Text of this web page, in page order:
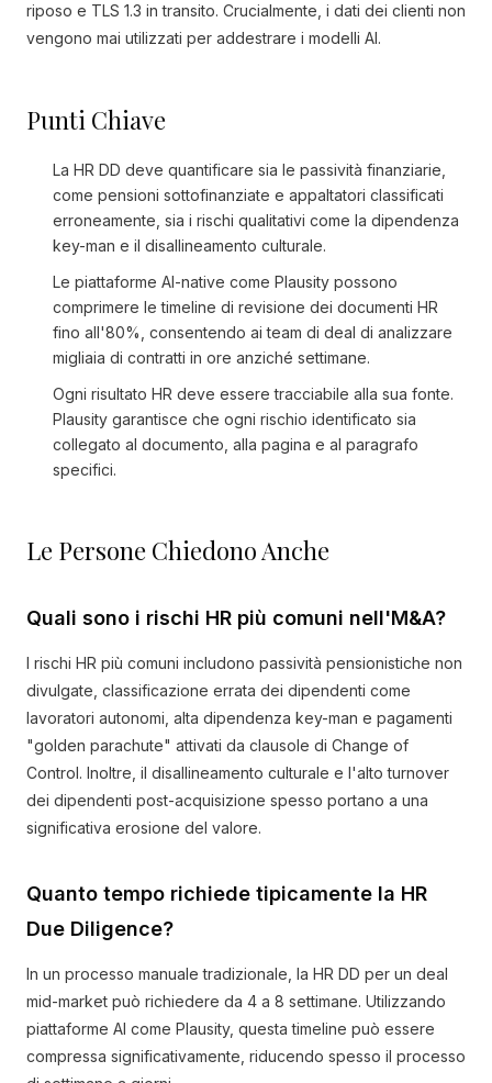
riposo e TLS 1.3 in transito. Crucialmente, i dati dei clienti non
vengono mai utilizzati per addestrare i modelli AI.
Punti Chiave
La HR DD deve quantificare sia le passività finanziarie,
come pensioni sottofinanziate e appaltatori classificati
erroneamente, sia i rischi qualitativi come la dipendenza
key-man e il disallineamento culturale.
Le piattaforme AI-native come Plausity possono
comprimere le timeline di revisione dei documenti HR
fino all'80%, consentendo ai team di deal di analizzare
migliaia di contratti in ore anziché settimane.
Ogni risultato HR deve essere tracciabile alla sua fonte.
Plausity garantisce che ogni rischio identificato sia
collegato al documento, alla pagina e al paragrafo
specifici.
Le Persone Chiedono Anche
Quali sono i rischi HR più comuni nell'M&A?
I rischi HR più comuni includono passività pensionistiche non
divulgate, classificazione errata dei dipendenti come
lavoratori autonomi, alta dipendenza key-man e pagamenti
"golden parachute" attivati da clausole di Change of
Control. Inoltre, il disallineamento culturale e l'alto turnover
dei dipendenti post-acquisizione spesso portano a una
significativa erosione del valore.
Quanto tempo richiede tipicamente la HR
Due Diligence?
In un processo manuale tradizionale, la HR DD per un deal
mid-market può richiedere da 4 a 8 settimane. Utilizzando
piattaforme AI come Plausity, questa timeline può essere
compressa significativamente, riducendo spesso il processo